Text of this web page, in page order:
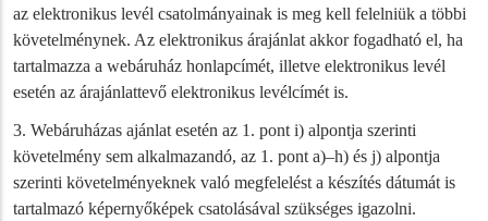
az elektronikus levél csatolmányainak is meg kell felelniük a többi
követelménynek. Az elektronikus árajánlat akkor fogadható el, ha
tartalmazza a webáruház honlapcímét, illetve elektronikus levél
esetén az árajánlattevő elektronikus levélcímét is.
3. Webáruházas ajánlat esetén az 1. pont i) alpontja szerinti
követelmény sem alkalmazandó, az 1. pont a)–h) és j) alpontja
szerinti követelményeknek való megfelelést a készítés dátumát is
tartalmazó képernyőképek csatolásával szükséges igazolni.